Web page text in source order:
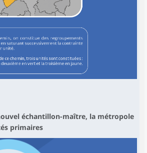
échantillon-maître, la métropole
primaires